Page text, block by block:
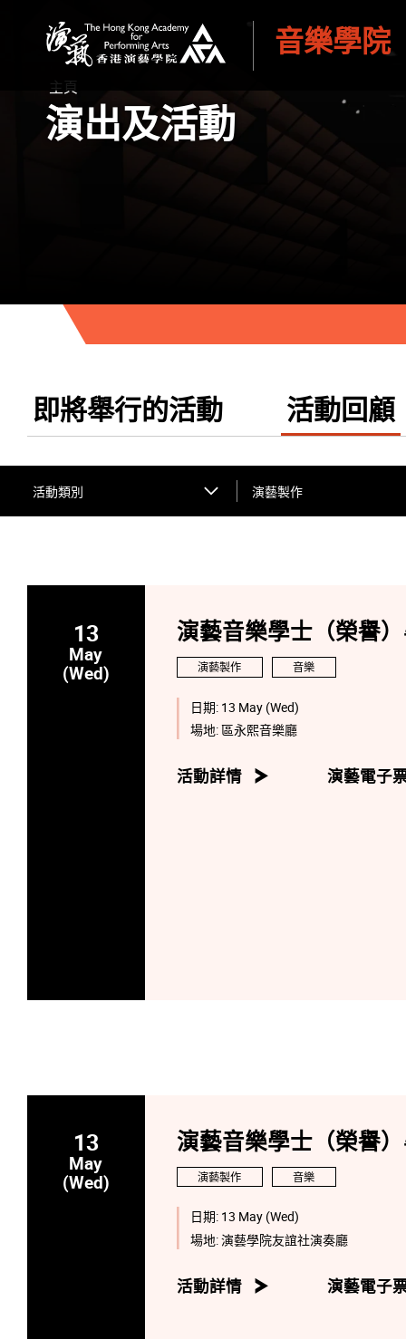
音樂學院
主頁
演出及活動
即將舉行的活動 活動回顧
活動類別 演藝製作
13
May
(Wed)
演藝音樂學士（榮譽
演藝製作 音樂
日期: 13 May (Wed)
場地:區永熙音樂廳
活動詳情 演藝電子
13
May
(Wed)
演藝音樂學士（榮譽
演藝製作 音樂
日期: 13 May (Wed)
場地:演藝學院友誼社演奏廳
活動詳情 演藝電子